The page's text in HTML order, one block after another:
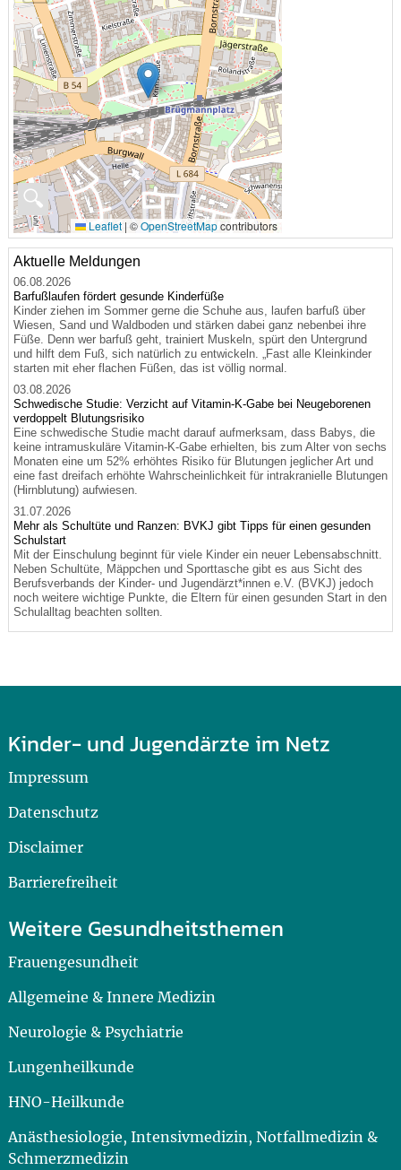
🔍
Leaflet | ©OpenStreetMapcontributors
Aktuelle Meldungen
06.08.2026
Barfußlaufen fördert gesunde Kinderfüße
Kinder ziehen im Sommer gerne die Schuhe aus, laufen barfuß über
Wiesen, Sand und Waldboden und stärken dabei ganz nebenbei ihre
Füße. Denn wer barfuß geht, trainiert Muskeln, spürt den Untergrund
und hilft dem Fuß, sich natürlich zu entwickeln. „Fast alle Kleinkinder
starten mit eher flachen Füßen, das ist völlig normal.
03.08.2026
Schwedische Studie: Verzicht auf Vitamin-K-Gabe bei Neugeborenen
verdoppelt Blutungsrisiko
Eine schwedische Studie macht darauf aufmerksam, dass Babys, die
keine intramuskuläre Vitamin-K-Gabe erhielten, bis zum Alter von sechs
Monaten eine um 52% erhöhtes Risiko für Blutungen jeglicher Art und
eine fast dreifach erhöhte Wahrscheinlichkeit für intrakranielle Blutungen
(Hirnblutung) aufwiesen.
31.07.2026
Mehr als Schultüte und Ranzen: BVKJ gibt Tipps für einen gesunden
Schulstart
Mit der Einschulung beginnt für viele Kinder ein neuer Lebensabschnitt.
Neben Schultüte, Mäppchen und Sporttasche gibt es aus Sicht des
Berufsverbands der Kinder- und Jugendärzt*innen e.V. (BVKJ) jedoch
noch weitere wichtige Punkte, die Eltern für einen gesunden Start in den
Schulalltag beachten sollten.
Kinder- und Jugendärzte im Netz
Impressum
Datenschutz
Disclaimer
Barrierefreiheit
Weitere Gesundheitsthemen
Frauengesundheit
Allgemeine & Innere Medizin
Neurologie & Psychiatrie
Lungenheilkunde
HNO-Heilkunde
Anästhesiologie, Intensivmedizin, Notfallmedizin &
Schmerzmedizin